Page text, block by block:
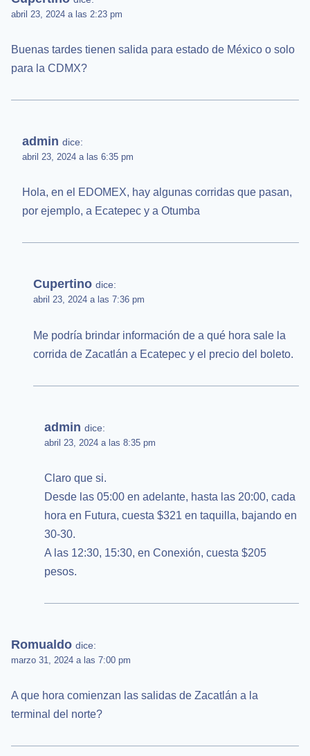
abril 23, 2024 a las 2:23 pm
Buenas tardes tienen salida para estado de México o solo
para la CDMX?
admin dice:
abril 23, 2024 a las 6:35 pm
Hola, en el EDOMEX, hay algunas corridas que pasan,
por ejemplo, a Ecatepec y a Otumba
Cupertino dice:
abril 23, 2024 a las 7:36 pm
Me podría brindar información de a qué hora sale la
corrida de Zacatlán a Ecatepec y el precio del boleto.
admin dice:
abril 23, 2024 a las 8:35 pm
Claro que si.
Desde las 05:00 en adelante, hasta las 20:00, cada
hora en Futura, cuesta $321 en taquilla, bajando en
30-30.
A las 12:30, 15:30, en Conexión, cuesta $205
pesos.
Romualdo dice:
marzo 31, 2024 a las 7:00 pm
A que hora comienzan las salidas de Zacatlán a la
terminal del norte?